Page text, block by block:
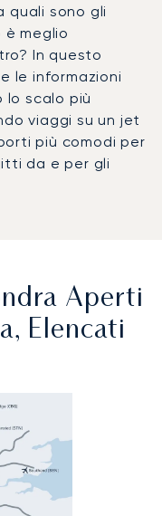
quali sono gli
meglio
In questo
le informazioni
lo scalo più
viaggi su un jet
più comodi per
da e per gli
Aperti
Elencati